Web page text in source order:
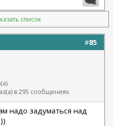
список
#85
в 295 сообщениях
надо задуматься над